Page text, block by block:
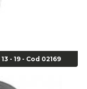
- Cod 03113
00517
- 19 - Cod 02169